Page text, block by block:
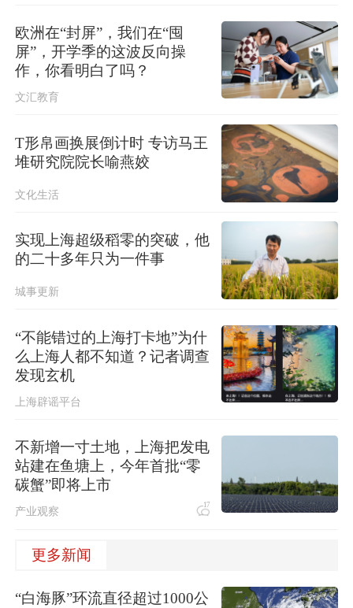
欧洲在“封屏”，我们在“囤
屏”，开学季的这波反向操
作，你看明白了吗？
文汇教育
T形帛画换展倒计时 专访马王
堆研究院院长喻燕姣
文化生活
实现上海超级稻零的突破，他
的二十多年只为一件事
城事更新
“不能错过的上海打卡地”为什
么上海人都不知道？记者调查
发现玄机
上海辟谣平台
不新增一寸土地，上海把发电
站建在鱼塘上，今年首批“零
碳蟹”即将上市
产业观察 17
更多新闻
“白海豚”环流直径超过1000公